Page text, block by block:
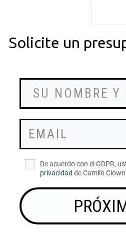
Solicite un
De acuerdo con el GDPR,
privacidad de Camilo